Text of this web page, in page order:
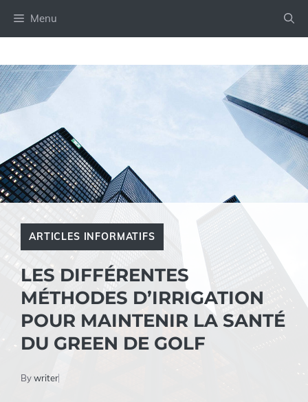
Menu
ARTICLES INFORMATIFS
LES DIFFÉRENTES
MÉTHODES D’IRRIGATION
POUR MAINTENIR LA SANTÉ
DU GREEN DE GOLF
Bywriter